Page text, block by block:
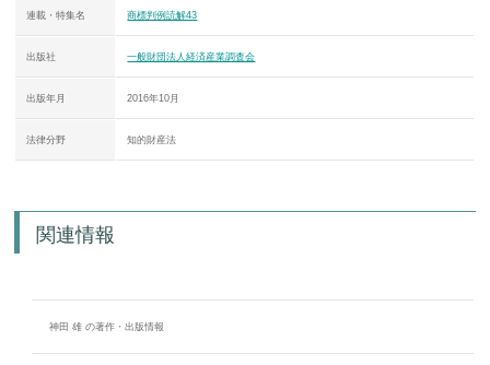
連載・特集名 商標判例読解43
出版社 一般財団法人経済産業調査会
出版年月 2016年10月
法律分野 知的財産法
関連情報
神田 雄 の著作・出版情報